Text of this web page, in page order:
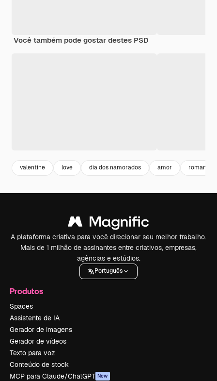
Você também pode gostar destes PSD
valentine love dia dos namorados amor romance
A plataforma criativa para você direcionar seu melhor trabalho.
Mais de 1 milhão de assinantes entre criativos, empresas,
agências e estúdios.
Português
Produtos
Spaces
Assistente de IA
Gerador de imagens
Gerador de vídeos
Texto para voz
Conteúdo de stock
MCP para Claude/ChatGPT New